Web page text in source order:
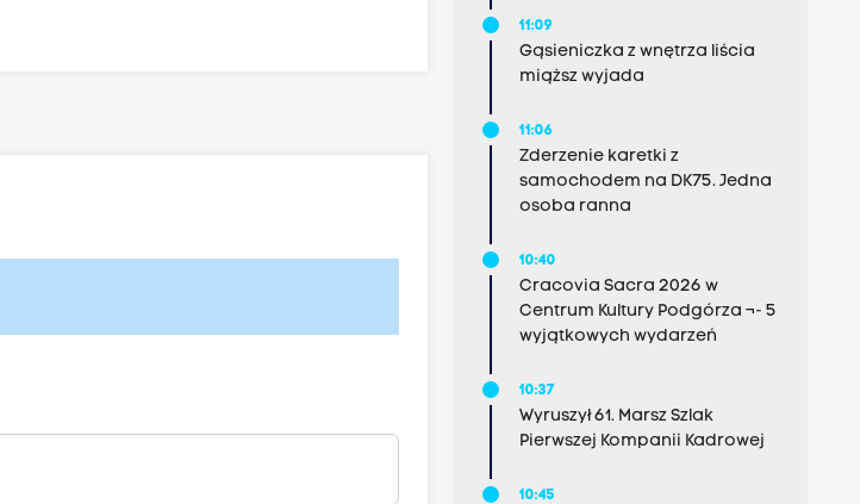
11:09
Gąsieniczka z wnętrza liścia
miąższ wyjada
11:06
Zderzenie karetki z
samochodem na DK75. Jedna
osoba ranna
10:40
Cracovia Sacra 2026 w
Centrum Kultury Podgórza ¬- 5
wyjątkowych wydarzeń
10:37
Wyruszył 61. Marsz Szlak
Pierwszej Kompanii Kadrowej
10:45